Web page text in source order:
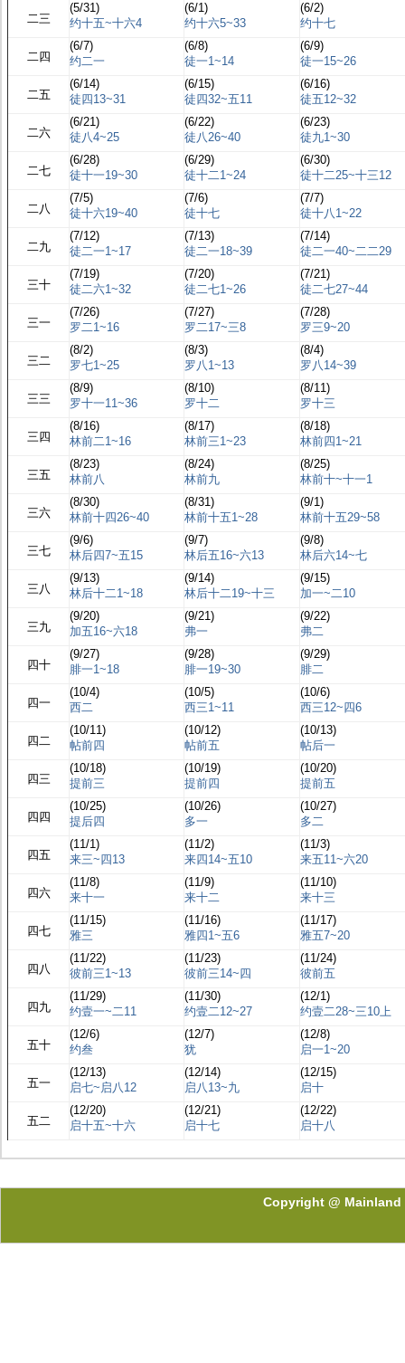
二三
(5/31)
约十五~十六4
(6/1)
约十六5~33
(6/2)
约十七
二四
(6/7)
约二一
(6/8)
徒一1~14
(6/9)
徒一15~26
二五
(6/14)
徒四13~31
(6/15)
徒四32~五11
(6/16)
徒五12~32
二六
(6/21)
徒八4~25
(6/22)
徒八26~40
(6/23)
徒九1~30
二七
(6/28)
徒十一19~30
(6/29)
徒十二1~24
(6/30)
徒十二25~十三12
二八
(7/5)
徒十六19~40
(7/6)
徒十七
(7/7)
徒十八1~22
二九
(7/12)
徒二一1~17
(7/13)
徒二一18~39
(7/14)
徒二一40~二二29
三十
(7/19)
徒二六1~32
(7/20)
徒二七1~26
(7/21)
徒二七27~44
三一
(7/26)
罗二1~16
(7/27)
罗二17~三8
(7/28)
罗三9~20
三二
(8/2)
罗七1~25
(8/3)
罗八1~13
(8/4)
罗八14~39
三三
(8/9)
罗十一11~36
(8/10)
罗十二
(8/11)
罗十三
三四
(8/16)
林前二1~16
(8/17)
林前三1~23
(8/18)
林前四1~21
三五
(8/23)
林前八
(8/24)
林前九
(8/25)
林前十~十一1
三六
(8/30)
林前十四26~40
(8/31)
林前十五1~28
(9/1)
林前十五29~58
三七
(9/6)
林后四7~五15
(9/7)
林后五16~六13
(9/8)
林后六14~七
三八
(9/13)
林后十二1~18
(9/14)
林后十二19~十三
(9/15)
加一~二10
三九
(9/20)
加五16~六18
(9/21)
弗一
(9/22)
弗二
四十
(9/27)
腓一1~18
(9/28)
腓一19~30
(9/29)
腓二
四一
(10/4)
西二
(10/5)
西三1~11
(10/6)
西三12~四6
四二
(10/11)
帖前四
(10/12)
帖前五
(10/13)
帖后一
四三
(10/18)
提前三
(10/19)
提前四
(10/20)
提前五
四四
(10/25)
提后四
(10/26)
多一
(10/27)
多二
四五
(11/1)
来三~四13
(11/2)
来四14~五10
(11/3)
来五11~六20
四六
(11/8)
来十一
(11/9)
来十二
(11/10)
来十三
四七
(11/15)
雅三
(11/16)
雅四1~五6
(11/17)
雅五7~20
四八
(11/22)
彼前三1~13
(11/23)
彼前三14~四
(11/24)
彼前五
四九
(11/29)
约壹一~二11
(11/30)
约壹二12~27
(12/1)
约壹二28~三10上
五十
(12/6)
约叁
(12/7)
犹
(12/8)
启一1~20
五一
(12/13)
启七~启八12
(12/14)
启八13~九
(12/15)
启十
五二
(12/20)
启十五~十六
(12/21)
启十七
(12/22)
启十八
Copyright @